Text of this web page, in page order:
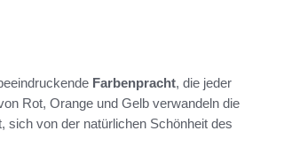
Farbenpracht, die jeder
Rot, Orange und Gelb verwandeln die
sich von der natürlichen Schönheit des